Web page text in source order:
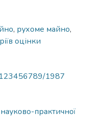
, рухоме майно,
оцінки
123456789/1987
практичної